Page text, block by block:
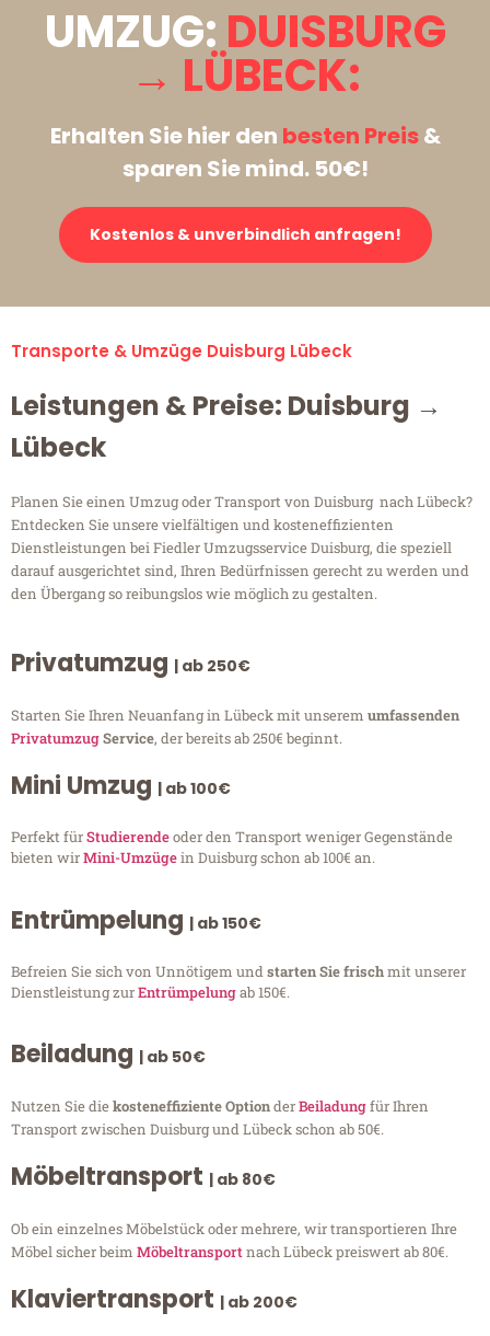
UMZUG: DUISBURG
→ LÜBECK:
Erhalten Sie hier den besten Preis&
sparen Sie mind. 50€!
Kostenlos & unverbindlich anfragen!
Transporte & Umzüge Duisburg Lübeck
Leistungen & Preise: Duisburg →
Lübeck
Planen Sie einen Umzug oder Transport von Duisburg nach Lübeck?
Entdecken Sie unsere vielfältigen und kosteneffizienten
Dienstleistungen bei Fiedler Umzugsservice Duisburg, die speziell
darauf ausgerichtet sind, Ihren Bedürfnissen gerecht zu werden und
den Übergang so reibungslos wie möglich zu gestalten.
Privatumzug | ab 250€
Starten Sie Ihren Neuanfang in Lübeck mit unserem umfassenden
PrivatumzugService, der bereits ab 250€ beginnt.
Mini Umzug | ab 100€
Perfekt fürStudierendeoder den Transport weniger Gegenstände
bieten wirMini-Umzügein Duisburg schon ab 100€ an.
Entrümpelung | ab 150€
Befreien Sie sich von Unnötigem undstarten Sie frischmit unserer
Dienstleistung zurEntrümpelungab 150€.
Beiladung | ab 50€
Nutzen Sie diekosteneffiziente OptionderBeiladungfür Ihren
Transport zwischen Duisburg und Lübeck schon ab 50€.
Möbeltransport | ab 80€
Ob ein einzelnes Möbelstück oder mehrere, wir transportieren Ihre
Möbel sicher beim Möbeltransportnach Lübeck preiswert ab 80€.
Klaviertransport | ab 200€